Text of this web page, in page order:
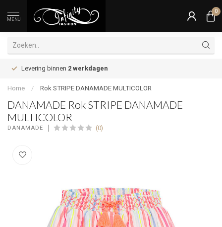
MENU
0
Levering binnen 2 werkdagen
Home / Rok STRIPE DANAMADE MULTICOLOR
DANAMADE Rok STRIPE DANAMADE
MULTICOLOR
DANAMADE (0)